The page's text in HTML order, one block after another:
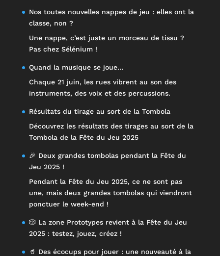
Nos toutes nouvelles nappes de jeu : elles ont la
classe, non ?
Une nappe, c’est juste un morceau de tissu ?
Pas chez Sélénium !
Quand la musique se joue…
Chaque 21 juin, les rues vibrent au son des
instruments, des voix et des percussions.
Résultats du tirage au sort de la Tombola
Découvrez les résultats des tirages au sort de la
Tombola de la Fête du Jeu 2025
🎉 Deux grandes tombolas pendant la Fête du
Jeu 2025 !
Pendant la Fête du Jeu 2025, ce ne sont pas
une, mais deux grandes tombolas qui viendront
ponctuer le week-end !
🎲 La zone Prototypes revient à la Fête du Jeu
2025 : testez, jouez, créez !
🥤 Des écocups pour jouer : une nouveauté à la